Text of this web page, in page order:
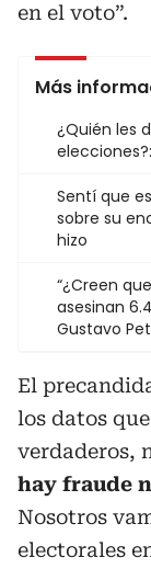
en el voto”.
Más
¿Quién les
Sentí que
sobre su
hizo
“¿Creen
asesinan
Gustavo
El
los datos
verdaderos,
hay fraude
Nosotros
electorales